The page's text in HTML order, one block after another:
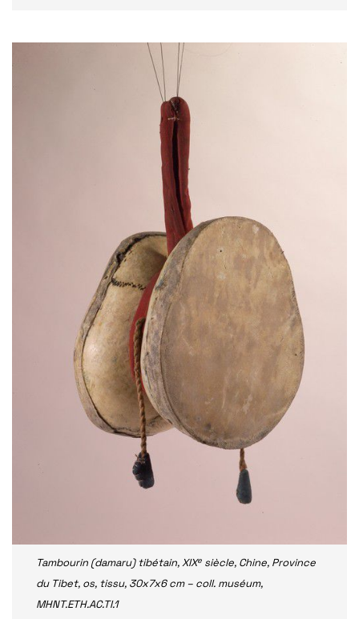
Tambourin (damaru) tibétain, XIXe siècle, Chine, Province
du Tibet, os, tissu, 30x7x6 cm – coll. muséum,
MHNT.ETH.AC.TI.1